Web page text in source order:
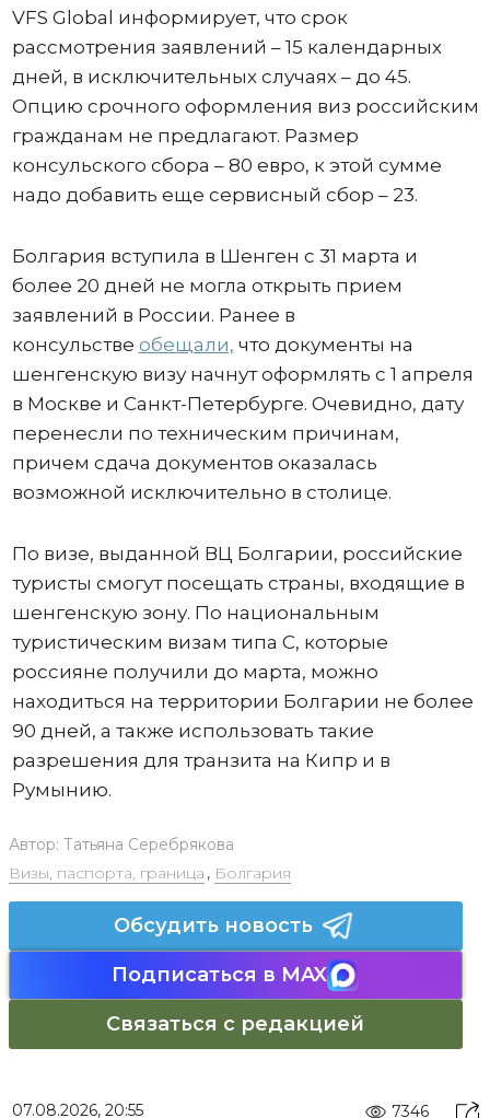
VFS Global информирует, что срок
рассмотрения заявлений – 15 календарных
дней, в исключительных случаях – до 45.
Опцию срочного оформления виз российским
гражданам не предлагают. Размер
консульского сбора – 80 евро, к этой сумме
надо добавить еще сервисный сбор – 23.
Болгария вступила в Шенген с 31 марта и
более 20 дней не могла открыть прием
заявлений в России. Ранее в
консульстве обещали, что документы на
шенгенскую визу начнут оформлять с 1 апреля
в Москве и Санкт-Петербурге. Очевидно, дату
перенесли по техническим причинам,
причем сдача документов оказалась
возможной исключительно в столице.
По визе, выданной ВЦ Болгарии, российские
туристы смогут посещать страны, входящие в
шенгенскую зону. По национальным
туристическим визам типа С, которые
россияне получили до марта, можно
находиться на территории Болгарии не более
90 дней, а также использовать такие
разрешения для транзита на Кипр и в
Румынию.
Автор: Татьяна Серебрякова
Визы, паспорта, граница , Болгария
Обсудить новость
Подписаться в MAX
Связаться с редакцией
07.08.2026, 20:55 7346